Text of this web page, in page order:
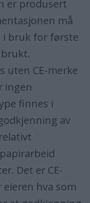
er produsert
må
i bruk for første
uten CE-merke
ingen
finnes i
av
Det er CE-
hva som